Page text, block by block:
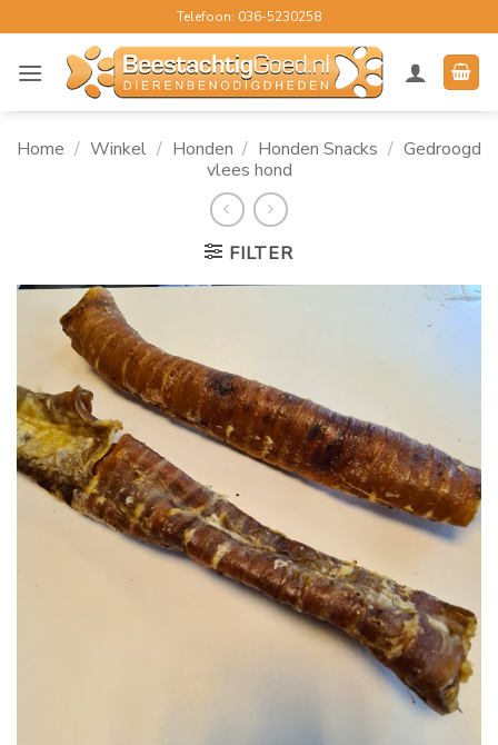
naar
inhoud
Telefoon: 036-5230258
Home / Winkel / Honden / Honden Snacks / Gedroogd
vlees hond
FILTER